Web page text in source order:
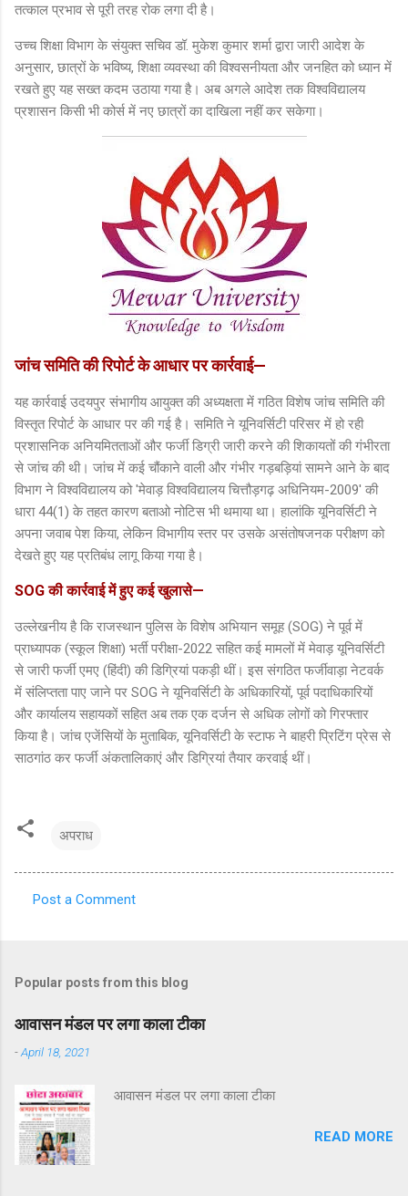
तत्काल प्रभाव से पूरी तरह रोक लगा दी है।
उच्च शिक्षा विभाग के संयुक्त सचिव डॉ. मुकेश कुमार शर्मा द्वारा जारी आदेश के
अनुसार, छात्रों के भविष्य, शिक्षा व्यवस्था की विश्वसनीयता और जनहित को ध्यान में
रखते हुए यह सख्त कदम उठाया गया है। अब अगले आदेश तक विश्वविद्यालय
प्रशासन किसी भी कोर्स में नए छात्रों का दाखिला नहीं कर सकेगा।
जांच समिति की रिपोर्ट के आधार पर कार्रवाई—
यह कार्रवाई उदयपुर संभागीय आयुक्त की अध्यक्षता में गठित विशेष जांच समिति की
विस्तृत रिपोर्ट के आधार पर की गई है। समिति ने यूनिवर्सिटी परिसर में हो रही
प्रशासनिक अनियमितताओं और फर्जी डिग्री जारी करने की शिकायतों की गंभीरता
से जांच की थी। जांच में कई चौंकाने वाली और गंभीर गड़बड़ियां सामने आने के बाद
विभाग ने विश्वविद्यालय को 'मेवाड़ विश्वविद्यालय चित्तौड़गढ़ अधिनियम-2009' की
धारा 44(1) के तहत कारण बताओ नोटिस भी थमाया था। हालांकि यूनिवर्सिटी ने
अपना जवाब पेश किया, लेकिन विभागीय स्तर पर उसके असंतोषजनक परीक्षण को
देखते हुए यह प्रतिबंध लागू किया गया है।
SOG की कार्रवाई में हुए कई खुलासे—
उल्लेखनीय है कि राजस्थान पुलिस के विशेष अभियान समूह (SOG) ने पूर्व में
प्राध्यापक (स्कूल शिक्षा) भर्ती परीक्षा-2022 सहित कई मामलों में मेवाड़ यूनिवर्सिटी
से जारी फर्जी एमए (हिंदी) की डिग्रियां पकड़ी थीं। इस संगठित फर्जीवाड़ा नेटवर्क
में संलिप्तता पाए जाने पर SOG ने यूनिवर्सिटी के अधिकारियों, पूर्व पदाधिकारियों
और कार्यालय सहायकों सहित अब तक एक दर्जन से अधिक लोगों को गिरफ्तार
किया है। जांच एजेंसियों के मुताबिक, यूनिवर्सिटी के स्टाफ ने बाहरी प्रिटिंग प्रेस से
साठगांठ कर फर्जी अंकतालिकाएं और डिग्रियां तैयार करवाई थीं।
अपराध
m
e
n
s
Post a Comment
Popular posts from this blog
आवासन मंडल पर लगा काला टीका
-April 18, 2021
आवासन मंडल पर लगा काला टीका
READ MORE